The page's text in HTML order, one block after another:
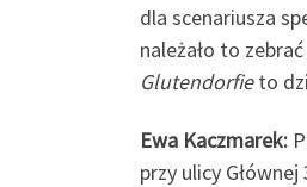
dla scenariusza
należało to
Glutendorfieto
Ewa Kaczmarek:
przy ulicy